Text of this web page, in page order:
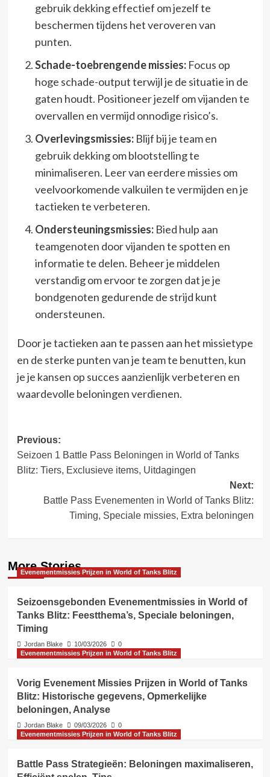
gebruik dekking effectief om jezelf te
beschermen tijdens het veroveren van
punten.
Schade-toebrengende missies:Focus op
hoge schade-output terwijl je de situatie in de
gaten houdt. Positioneer jezelf om vijanden te
overvallen en vermijd onnodige risico’s.
Overlevingsmissies:Blijf bij je team en
gebruik dekking om blootstelling te
minimaliseren. Leer van eerdere missies om
veelvoorkomende valkuilen te vermijden en je
tactieken te verbeteren.
Ondersteuningsmissies:Bied hulp aan
teamgenoten door vijanden te spotten en
informatie te delen. Beheer je middelen
verstandig om ervoor te zorgen dat je je
bondgenoten gedurende de strijd kunt
ondersteunen.
Door je tactieken aan te passen aan het missietype
en de sterke punten van je team te benutten, kun
je je kansen op succes aanzienlijk verbeteren en
waardevolle beloningen verdienen.
Post
navigation
Previous:
Seizoen 1 Battle Pass Beloningen in World of Tanks
Blitz: Tiers, Exclusieve items, Uitdagingen
Next:
Battle Pass Evenementen in World of Tanks Blitz:
Timing, Speciale missies, Extra beloningen
More Stories
Evenementmissies Prijzen in World of Tanks Blitz
Seizoensgebonden Evenementmissies in World of
Tanks Blitz: Feestthema’s, Speciale beloningen,
Timing
Jordan Blake 10/03/2026
0
Evenementmissies Prijzen in World of Tanks Blitz
Vorig Evenement Missies Prijzen in World of Tanks
Blitz: Historische gegevens, Opmerkelijke
beloningen, Analyse
Jordan Blake 09/03/2026
0
Evenementmissies Prijzen in World of Tanks Blitz
Battle Pass Strategieën: Beloningen maximaliseren,